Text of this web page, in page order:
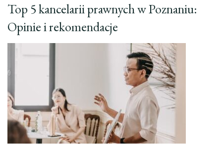
Top 5 kancelarii prawnych w Poznaniu:
Opinie i rekomendacje